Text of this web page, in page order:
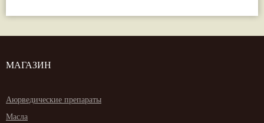
МАГАЗИН
Аюрведические препараты
Масла